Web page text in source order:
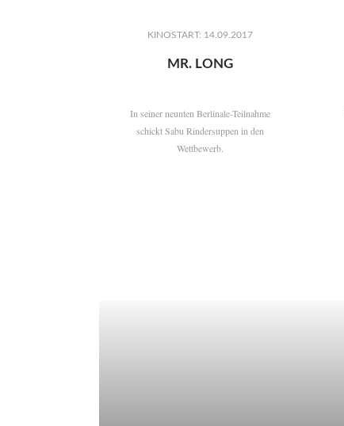
KINOSTART: 14.09.2017
MR. LONG
In seiner neunten Berlinale-Teilnahme
schickt Sabu Rindersuppen in den
Wettbewerb.